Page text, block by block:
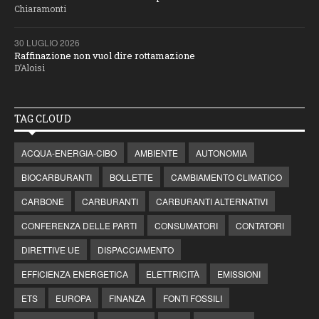
Chiaramonti
30 LUGLIO 2026
Raffinazione non vuol dire rottamazione
D’Aloisi
TAG CLOUD
ACQUA-ENERGIA-CIBO AMBIENTE
AUTONOMIA
BIOCARBURANTI
BOLLETTE
CAMBIAMENTO CLIMATICO
CARBONE
CARBURANTI
CARBURANTI ALTERNATIVI
CONFERENZA DELLE PARTI
CONSUMATORI
CONTATORI
DIRETTIVE UE
DISPACCIAMENTO
EFFICIENZA ENERGETICA
ELETTRICITÀ
EMISSIONI
ETS
EUROPA FINANZA
FONTI FOSSILI